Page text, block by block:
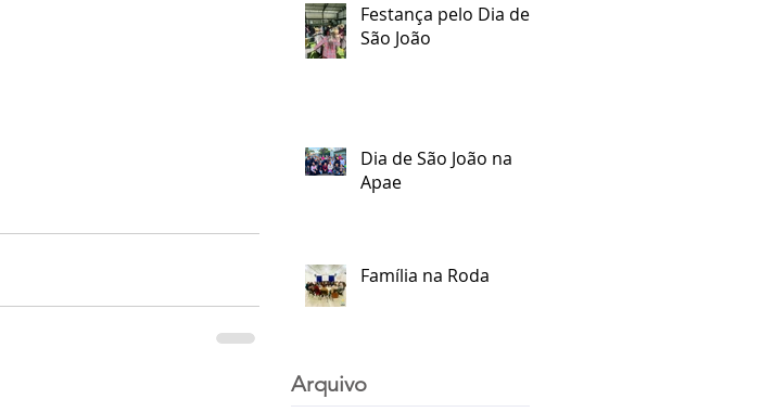
Festança pelo Dia de
São João
Dia de São João na
Apae
Família na Roda
Arquivo